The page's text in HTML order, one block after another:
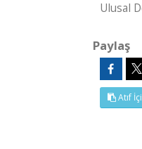
Ulusal
Paylaş
Atıf